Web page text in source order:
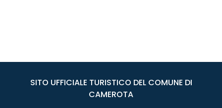
SITO UFFICIALE TURISTICO DEL COMUNE DI
CAMEROTA